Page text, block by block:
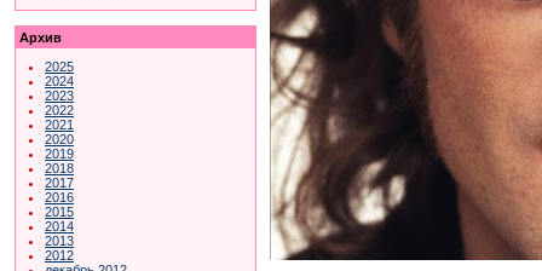
Архив
2025
2024
2023
2022
2021
2020
2019
2018
2017
2016
2015
2014
2013
2012